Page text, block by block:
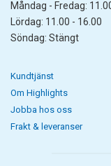
Måndag - Fredag:
Lördag: 11.00 - 16.00
Söndag: Stängt
Kundtjänst
Om Highlights
Jobba hos oss
Frakt & leveranser